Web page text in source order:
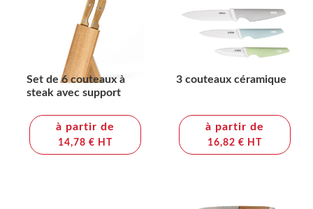
Set de 6 couteaux à
steak avec support
à partir de
14,78 € HT
3 couteaux céramique
à partir de
16,82 € HT